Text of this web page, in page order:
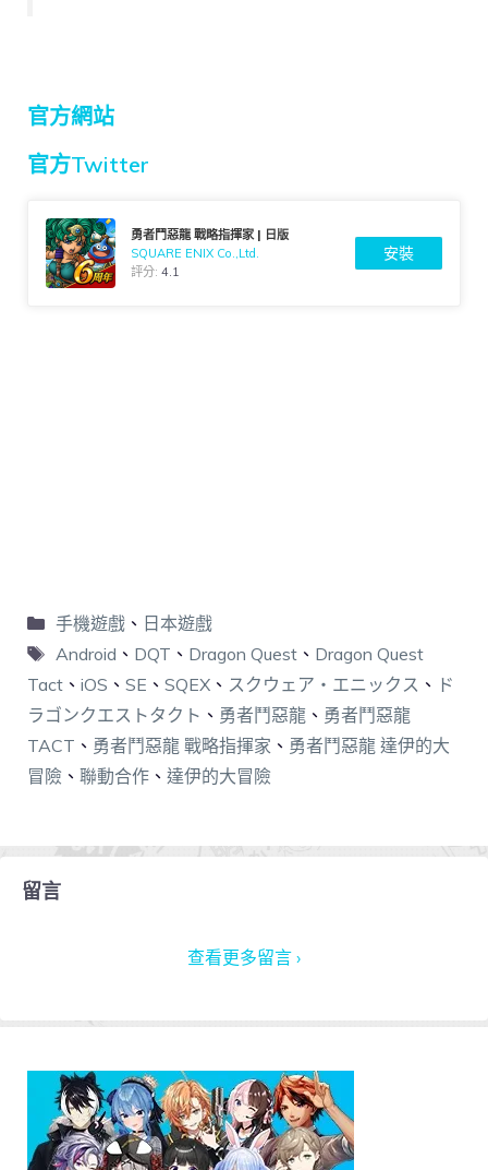
官方網站
官方Twitter
勇者⾾惡⿓ 戰略指揮家 | 日版
SQUARE ENIX Co.,Ltd.
評分:4.1
安裝
手機遊戲、 日本遊戲
Android 、 DQT 、 Dragon Quest、 Dragon Quest
Tact 、 iOS 、 SE 、 SQEX 、 スクウェア・エニックス 、 ド
ラゴンクエストタクト 、 勇者鬥惡龍 、 勇者鬥惡龍
TACT 、 勇者鬥惡龍 戰略指揮家 、 勇者鬥惡龍 達伊的大
冒險 、 聯動合作 、 達伊的大冒險
留言
查看更多留言 ›